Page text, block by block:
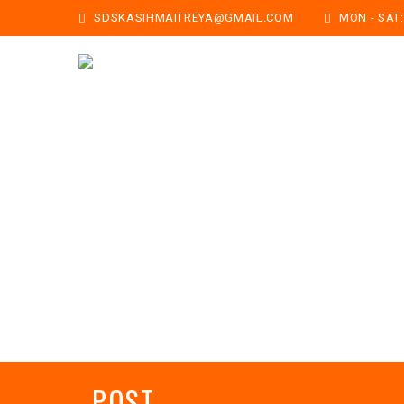
SDSKASIHMAITREYA@GMAIL.COM MON -